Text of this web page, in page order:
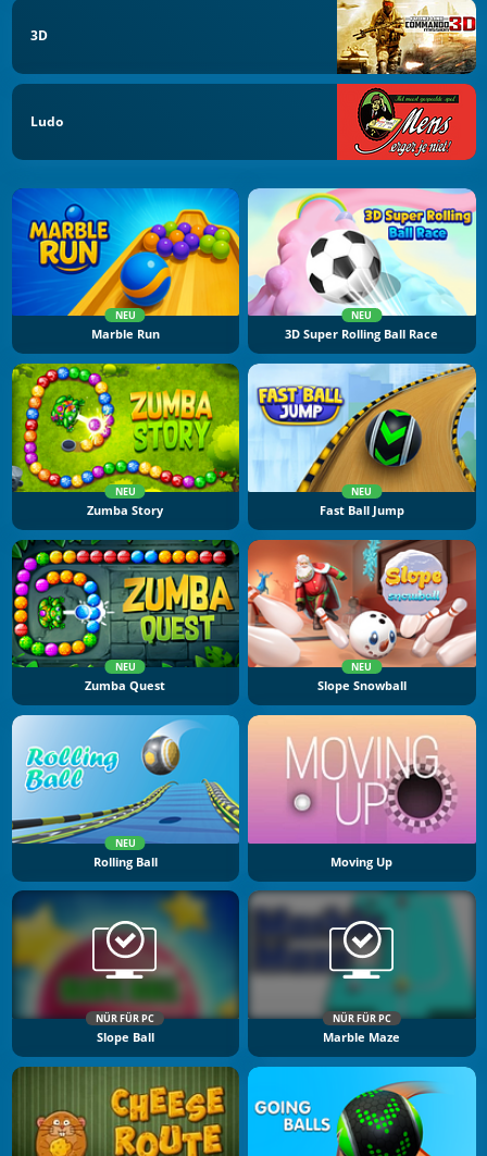
3D
Ludo
NEU
Marble Run
NEU
3D Super Rolling Ball Race
NEU
Zumba Story
NEU
Fast Ball Jump
NEU
Zumba Quest
NEU
Slope Snowball
NEU
Rolling Ball Moving Up
NÜR FÜR PC
Slope Ball
NÜR FÜR PC
Marble Maze